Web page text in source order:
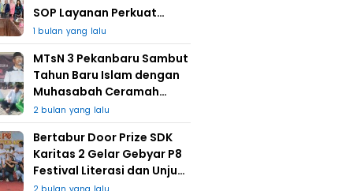
SOP Layanan Perkuat
UMKM Berkat Guru Kapuh
1 bulan yang lalu
MTsN 3 Pekanbaru Sambut
Tahun Baru Islam dengan
Muhasabah Ceramah
Agama
2 bulan yang lalu
Bertabur Door Prize SDK
Karitas 2 Gelar Gebyar P8
Festival Literasi dan Unjuk
Karya